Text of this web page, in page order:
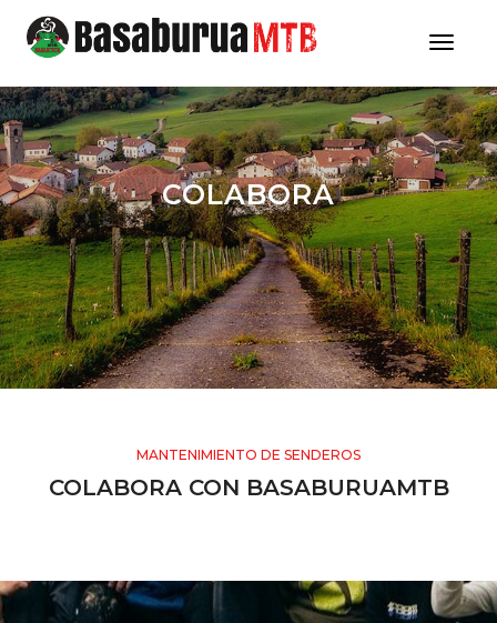
COLABORA
MANTENIMIENTO DE SENDEROS
COLABORA CON BASABURUAMTB